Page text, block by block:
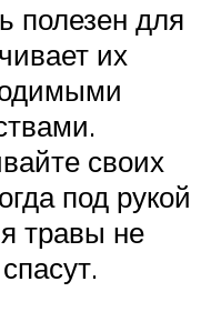
полезен для
их
своих
под рукой
травы не